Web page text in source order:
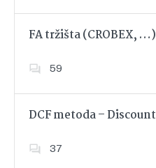
FA tržišta (CROBEX, …)
59
DCF metoda –
37